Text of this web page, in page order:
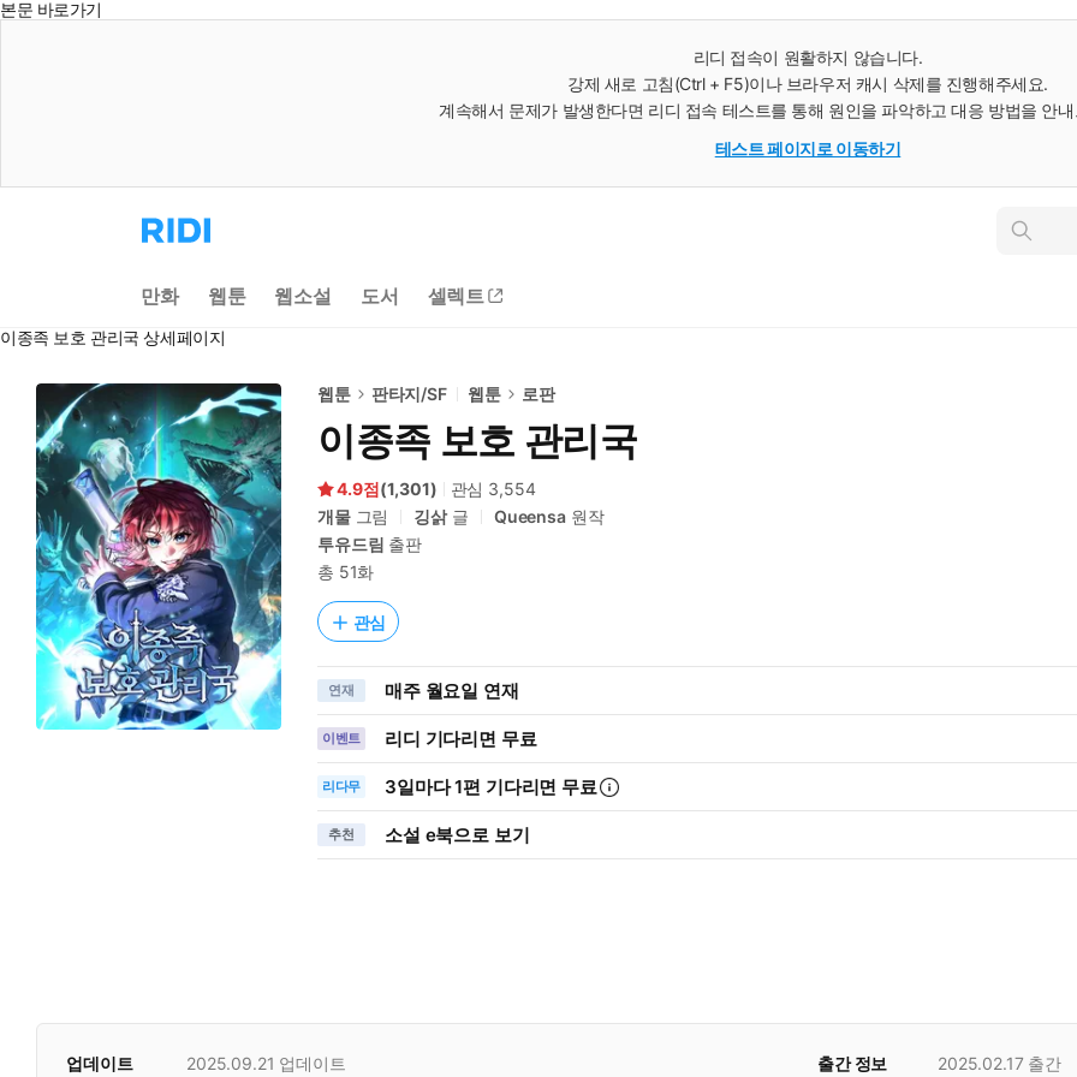
본문 바로가기
리디 접속이 원활하지 않습니다.
강제 새로 고침(Ctrl + F5)이나 브라우저 캐시 삭제를 진행해주세요.
계속해서 문제가 발생한다면 리디 접속 테스트를 통해 원인을 파악하고 대응 방법을 안
테스트 페이지로 이동하기
리
디
으
로
동
인
만화 웹툰 웹소설 도서 셀렉트
이종족 보호 관리국 상세페이지
웹툰 판타지/SF 웹툰 로판
이종족 보호 관리국
4.9 (1,301) 관심 3,554
개물그림 깅삵글 Queensa원작
투유드림 출판
총 51화
관심
연재 매주 월요일 연재
이벤트 리디 기다리면 무료
리다무 3일마다1편 기다리면 무료
추천 소설 e북으로 보기
업데이트 2025.09.21 업데이트 출간 정보 2025.02.17 출간